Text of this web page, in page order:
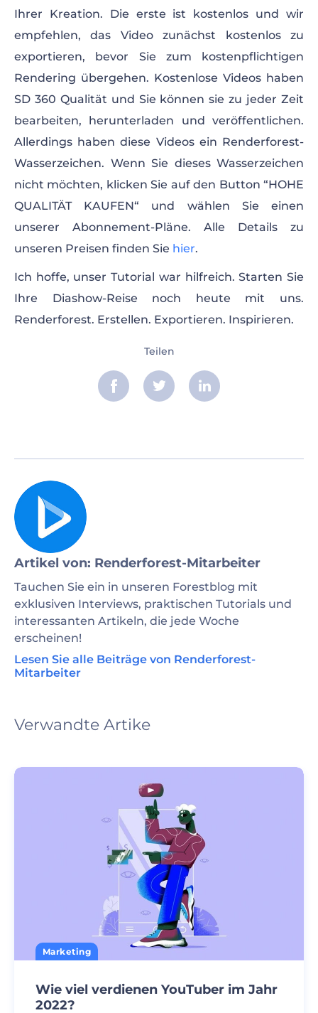
Ihrer Kreation. Die erste ist kostenlos und wir
empfehlen, das Video zunächst kostenlos zu
exportieren, bevor Sie zum kostenpflichtigen
Rendering übergehen. Kostenlose Videos haben
SD 360 Qualität und Sie können sie zu jeder Zeit
bearbeiten, herunterladen und veröffentlichen.
Allerdings haben diese Videos ein Renderforest-
Wasserzeichen. Wenn Sie dieses Wasserzeichen
nicht möchten, klicken Sie auf den Button “HOHE
QUALITÄT KAUFEN“ und wählen Sie einen
unserer Abonnement-Pläne. Alle Details zu
unseren Preisen finden Sie hier.
Ich hoffe, unser Tutorial war hilfreich. Starten Sie
Ihre Diashow-Reise noch heute mit uns.
Renderforest. Erstellen. Exportieren. Inspirieren.
Teilen
Artikel von: Renderforest-Mitarbeiter
Tauchen Sie ein in unseren Forestblog mit
exklusiven Interviews, praktischen Tutorials und
interessanten Artikeln, die jede Woche
erscheinen!
Lesen Sie alle Beiträge von Renderforest-
Mitarbeiter
Verwandte Artike
Marketing
Wie viel verdienen YouTuber im Jahr
2022?